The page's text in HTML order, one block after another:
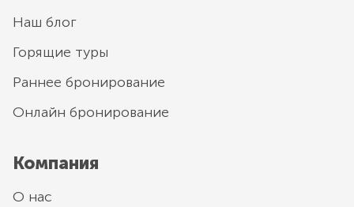
Наш блог
Горящие туры
Раннее бронирование
Онлайн бронирование
Компания
О нас